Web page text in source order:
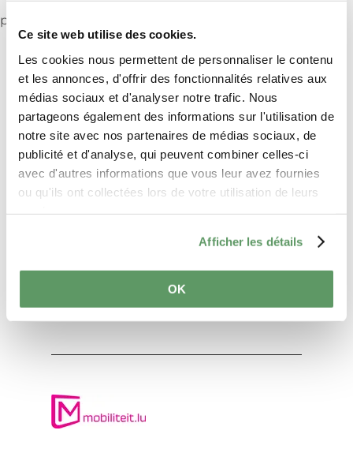
Ce site web utilise des cookies.
Les cookies nous permettent de personnaliser le contenu
et les annonces, d'offrir des fonctionnalités relatives aux
médias sociaux et d'analyser notre trafic. Nous
partageons également des informations sur l'utilisation de
notre site avec nos partenaires de médias sociaux, de
publicité et d'analyse, qui peuvent combiner celles-ci
avec d'autres informations que vous leur avez fournies
ou qu'ils ont collectées lors de votre utilisation de leurs
Afficher les détails
OK
pas ce contenu.
Modifier les paramètres des cookies
Lieu
Adresse:
TRIFOLION Echternach
2, Porte St. Willlibrord
Afficher sur la carte